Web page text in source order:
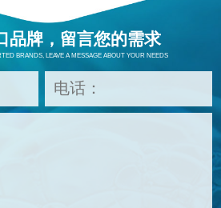
品牌，留言您的需求
BRANDS, LEAVE A MESSAGE ABOUT YOUR NEEDS